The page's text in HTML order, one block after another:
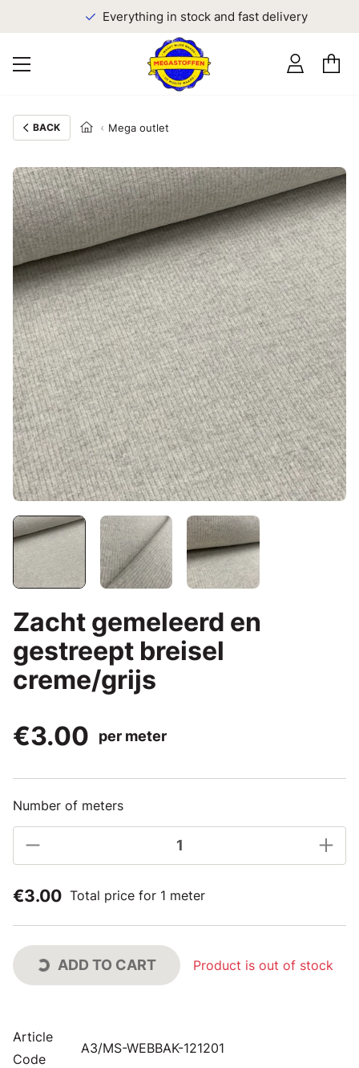
Everything in stock and fast delivery
BACK Mega outlet
Zacht gemeleerd en
gestreept breisel
creme/grijs
€3.00
per meter
Number of meters
€3.00 Total price for 1 meter
ADD TO CART Product is out of stock
Article
Code
A3/MS-WEBBAK-121201